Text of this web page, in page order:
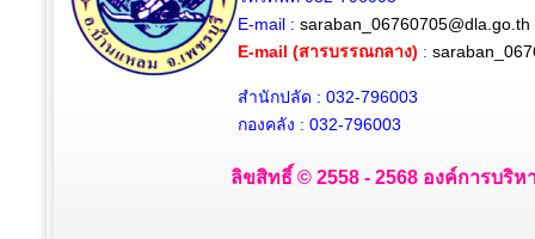
E-mail : saraban_06760705@dla.go.th
E-mail (สารบรรณกลาง) :
สำนักปลัด : 032-796003
กองคลัง : 032-796003
ลิขสิทธิ์ © 2558 - 2568 องค์การบริ